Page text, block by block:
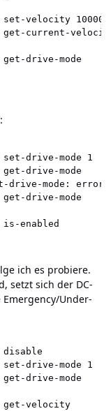
velocity 10000
get-current-
drive-mode
drive-mode 1
drive-mode
mode:
drive-mode
enabled
ich es probiere.
setzt sich der DC-
Under-
drive-mode 1
drive-mode
get-velocity